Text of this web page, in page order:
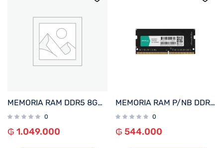
MEMORIA RAM DDR5 8GB 5200 FTX 114963
0
₲ 1.049.000
MEMORIA RAM P/NB DDR4 8GB 3200 FTX 111689
0
₲ 544.000